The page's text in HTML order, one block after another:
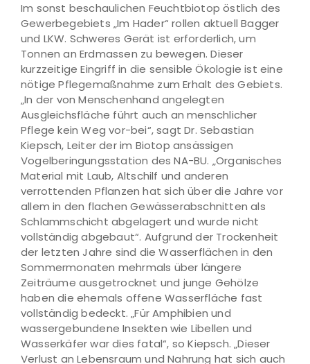
Im sonst beschaulichen Feuchtbiotop östlich des
Gewerbegebiets „Im Hader“ rollen aktuell Bagger
und LKW. Schweres Gerät ist erforderlich, um
Tonnen an Erdmassen zu bewegen. Dieser
kurzzeitige Eingriff in die sensible Ökologie ist eine
nötige Pflegemaßnahme zum Erhalt des Gebiets.
„In der von Menschenhand angelegten
Ausgleichsfläche führt auch an menschlicher
Pflege kein Weg vor-bei“, sagt Dr. Sebastian
Kiepsch, Leiter der im Biotop ansässigen
Vogelberingungsstation des NA-BU. „Organisches
Material mit Laub, Altschilf und anderen
verrottenden Pflanzen hat sich über die Jahre vor
allem in den flachen Gewässerabschnitten als
Schlammschicht abgelagert und wurde nicht
vollständig abgebaut“. Aufgrund der Trockenheit
der letzten Jahre sind die Wasserflächen in den
Sommermonaten mehrmals über längere
Zeiträume ausgetrocknet und junge Gehölze
haben die ehemals offene Wasserfläche fast
vollständig bedeckt. „Für Amphibien und
wassergebundene Insekten wie Libellen und
Wasserkäfer war dies fatal“, so Kiepsch. „Dieser
Verlust an Lebensraum und Nahrung hat sich auch